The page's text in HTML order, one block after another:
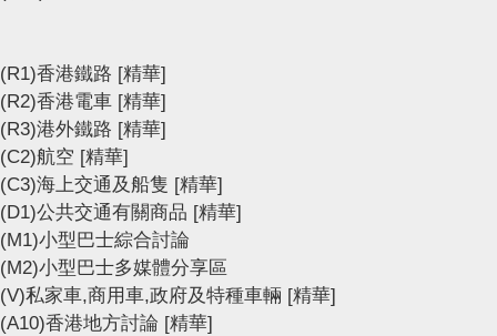
(R1)香港鐵路 [精華]
(R2)香港電車 [精華]
(R3)港外鐵路 [精華]
(C2)航空 [精華]
(C3)海上交通及船隻 [精華]
(D1)公共交通有關商品 [精華]
(M1)小型巴士綜合討論
(M2)小型巴士多媒體分享區
(V)私家車,商用車,政府及特種車輛 [精華]
(A10)香港地方討論 [精華]